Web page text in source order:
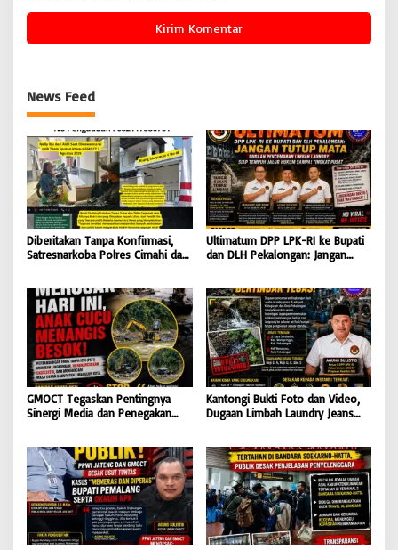
News Feed
Diberitakan Tanpa Konfirmasi,
Satresnarkoba Polres Cimahi dan
Ultimatum DPP LPK-RI ke Bupati
dan DLH Pekalongan: Jangan
Jalur Hukum Sampai Tingkat
Pusat
GMOCT Tegaskan Pentingnya
Sinergi Media dan Penegakan
Kantongi Bukti Foto dan Video,
Dugaan Limbah Laundry Jeans
Hingga Kejaksaan Bertindak
Tegas